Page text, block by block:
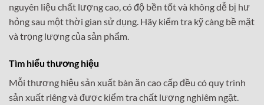
nguyên liệu chất lượng cao, có độ bền tốt và không dễ bị hư
hỏng sau một thời gian sử dụng. Hãy kiểm tra kỹ càng bề mặt
và trọng lượng của sản phẩm.
Tìm hiểu thương hiệu
Mỗi thương hiệu sản xuất bàn ăn cao cấp đều có quy trình
sản xuất riêng và được kiểm tra chất lượng nghiêm ngặt.